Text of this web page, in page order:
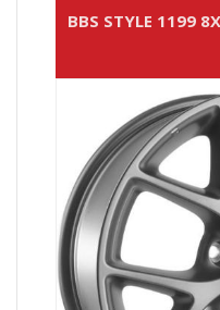
BBS STYLE 1199